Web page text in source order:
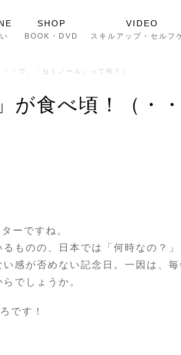
SHOP
BOOK・DVD
VIDEO
スキルアップ・セルフ
・で、「セミノール」って何？）
が食べ頃！（・
ーですね。
ものの、日本では「何時なの？
感が否めない記念日。一因は、
でしょうか。
です！